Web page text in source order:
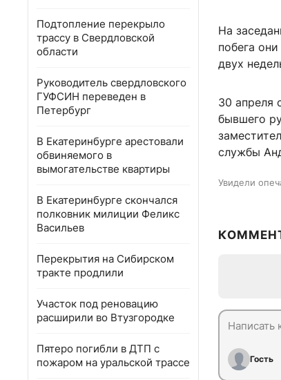
Подтопление перекрыло
трассу в Свердловской
области
Руководитель свердловского
ГУФСИН переведен в
Петербург
В Екатеринбурге арестовали
обвиняемого в
вымогательстве квартиры
В Екатеринбурге скончался
полковник милиции Феликс
Васильев
Перекрытия на Сибирском
тракте продлили
Участок под реновацию
расширили во Втузгородке
Пятеро погибли в ДТП с
пожаром на уральской трассе
На
побега
двух
30 апреля
бывшего
службы
Увидели
Гость